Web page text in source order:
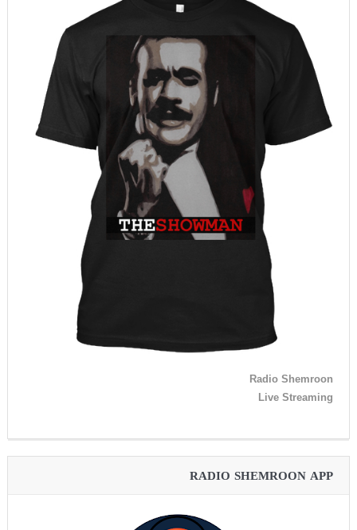
Radio Shemroon
Live Streaming
RADIO SHEMROON APP